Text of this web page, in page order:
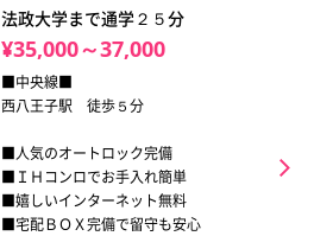
法政大学まで通学２５分
¥35,000～37,000
■中央線■
西八王子駅 徒歩５分
■人気のオートロック完備
■ＩＨコンロでお手入れ簡単
■嬉しいインターネット無料
■宅配ＢＯＸ完備で留守も安心